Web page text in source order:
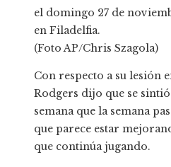
el domingo 27 de
en Filadelfia.
(Foto AP/Chris Szagola)
Con respecto a su lesión
Rodgers dijo que se
semana que la semana
que parece estar
que continúa jugando.